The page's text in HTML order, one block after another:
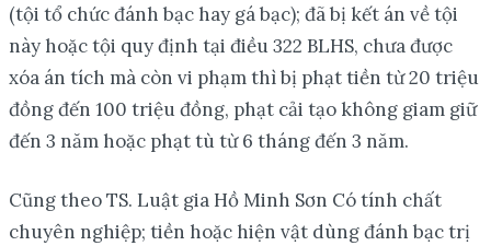
(tội tổ chức đánh bạc hay gá bạc); đã bị kết án về tội
này hoặc tội quy định tại điều 322 BLHS, chưa được
xóa án tích mà còn vi phạm thì bị phạt tiền từ 20 triệu
đồng đến 100 triệu đồng, phạt cải tạo không giam giữ
đến 3 năm hoặc phạt tù từ 6 tháng đến 3 năm.
Cũng theo TS. Luật gia Hồ Minh Sơn Có tính chất
chuyên nghiệp; tiền hoặc hiện vật dùng đánh bạc trị